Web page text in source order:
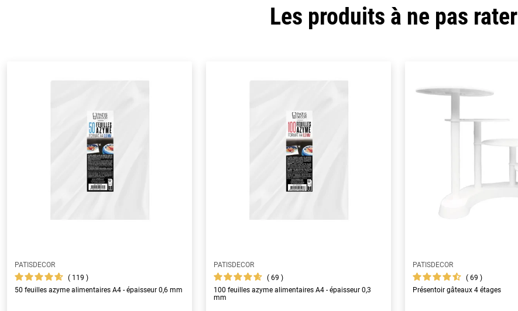
Les produits à ne pas rater
PATISDECOR
119
50 feuilles azyme alimentaires A4 - épaisseur 0,6 mm
PATISDECOR
69
100 feuilles azyme alimentaires A4 - épaisseur 0,3
mm
PATISDECOR
69
Présentoir gâteaux 4 étages